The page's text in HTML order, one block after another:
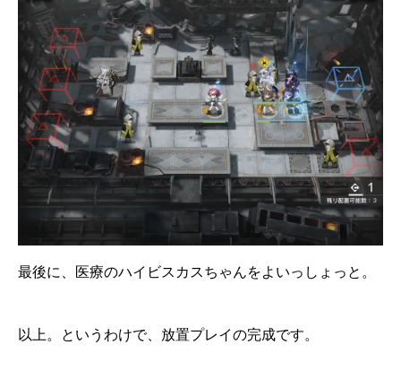
最後に、医療のハイビスカスちゃんをよいっしょっと。
以上。というわけで、放置プレイの完成です。